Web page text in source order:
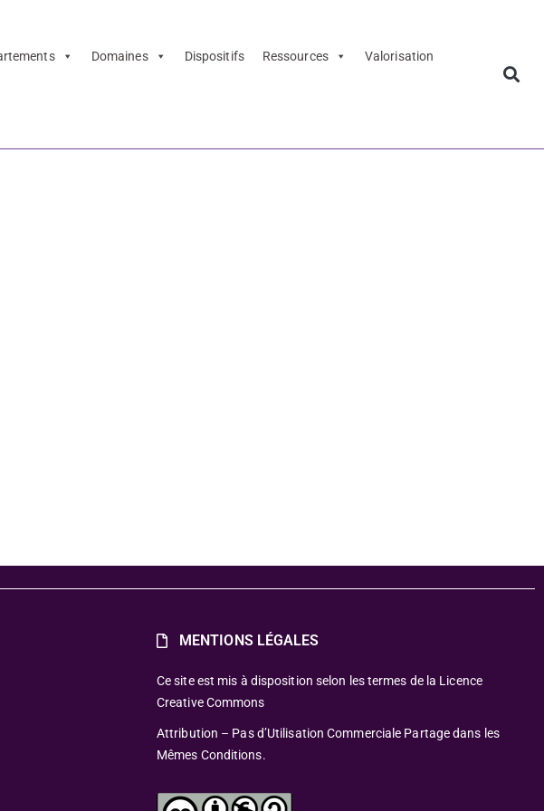
Domaines Dispositifs Ressources Valorisation
par/pour
MENTIONS LÉGALES
Ce site est mis à disposition selon les termes de la Licence
Creative Commons
Attribution – Pas d’Utilisation Commerciale Partage dans les
Mêmes Conditions.